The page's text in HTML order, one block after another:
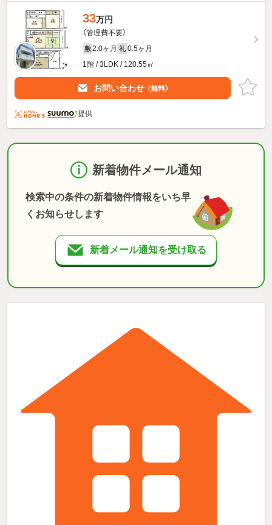
33万円
（管理費不要）
敷 2.0ヶ月 礼 0.5ヶ月
1階 / 3LDK / 120.55㎡
お問い合わせ （無料）
提供
新着物件メール通知
検索中の条件の新着物件情報をいち早
くお知らせします
新着メール通知を受け取る